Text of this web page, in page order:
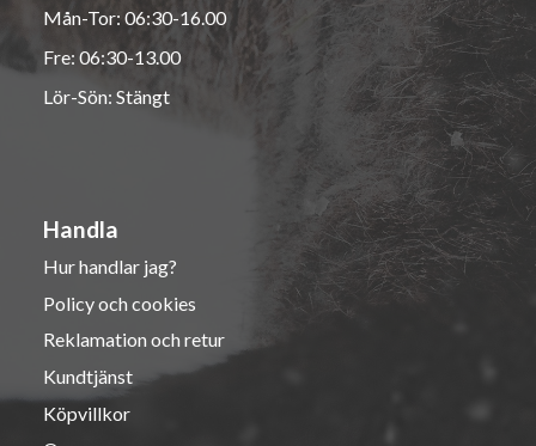
Mån-Tor: 06:30-16.00
Fre: 06:30-13.00
Lör-Sön: Stängt
Handla
Hur handlar jag?
Policy och cookies
Reklamation och retur
Kundtjänst
Köpvillkor